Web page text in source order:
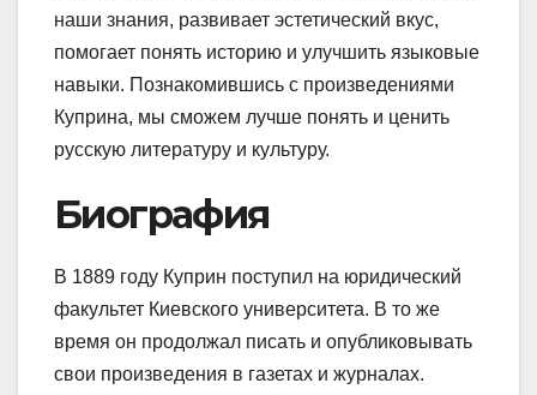
наши знания, развивает эстетический вкус,
помогает понять историю и улучшить языковые
навыки. Познакомившись с произведениями
Куприна, мы сможем лучше понять и ценить
русскую литературу и культуру.
Биография
В 1889 году Куприн поступил на юридический
факультет Киевского университета. В то же
время он продолжал писать и опубликовывать
свои произведения в газетах и журналах.